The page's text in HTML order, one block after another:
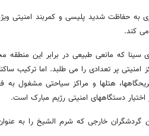
به حفاظت شدید پلیسی و کمربند امنیتی
کند.
سینا که مانعی طبیعی در برابر این
امنیتی پر تعدادی را می طلبد. اما ترکیب
هتلها و مراکز سیاحتی مشغول
اختیار دستگاههای امنیتی رژیم مبارک است.
گردشگران خارجی که شرم الشیخ را به